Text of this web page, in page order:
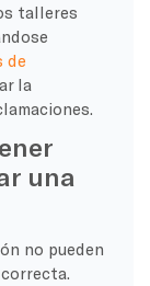
talleres
de
la
una
no pueden